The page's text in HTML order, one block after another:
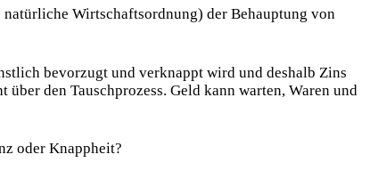
Wirtschaftsordnung) der Behauptung von
bevorzugt und verknappt wird und deshalb Zins
den Tauschprozess. Geld kann warten, Waren und
oder Knappheit?